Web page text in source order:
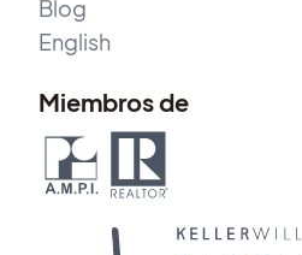
Blog
English
Miembros de